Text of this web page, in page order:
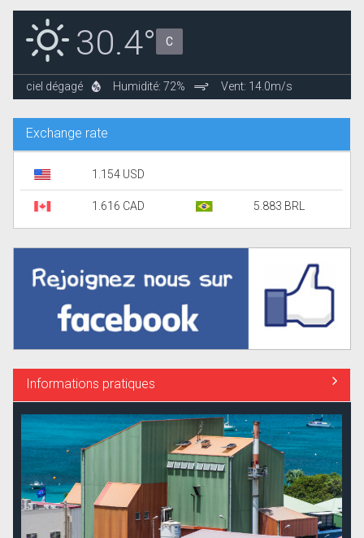
30.4° C
ciel dégagé Humidité: 72% Vent: 14.0m/s
Exchange rate
1.154 USD
1.616 CAD 5.883 BRL
Informations pratiques